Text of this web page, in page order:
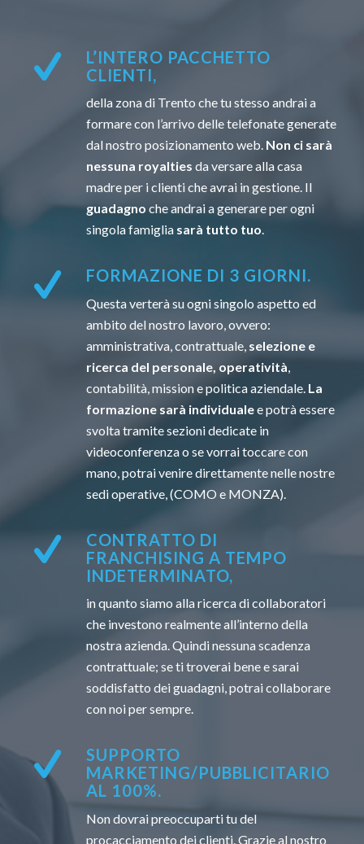
L’INTERO PACCHETTO
CLIENTI,
della zona di Trento che tu stesso andrai a
formare con l’arrivo delle telefonate generate
dal nostro posizionamento web. Non ci sarà
nessuna royalties da versare alla casa
madre per i clienti che avrai in gestione. Il
guadagno che andrai a generare per ogni
singola famiglia sarà tutto tuo.
FORMAZIONE DI 3 GIORNI.
Questa verterà su ogni singolo aspetto ed
ambito del nostro lavoro, ovvero:
amministrativa, contrattuale, selezione e
ricerca del personale, operatività
contabilità, mission e politica aziendale. La
formazione sarà individualee potrà essere
svolta tramite sezioni dedicate in
videoconferenza o se vorrai toccare con
mano, potrai venire direttamente nelle nostre
sedi operative, (COMO e MONZA).
CONTRATTO DI
FRANCHISING A TEMPO
INDETERMINATO,
in quanto siamo alla ricerca di collaboratori
che investono realmente all’interno della
nostra azienda. Quindi nessuna scadenza
contrattuale; se ti troverai bene e sarai
soddisfatto dei guadagni, potrai collaborare
con noi per sempre.
SUPPORTO
MARKETING/PUBBLICITARIO
AL 100%.
Non dovrai preoccuparti tu del
procacciamento dei clienti. Grazie al nostro